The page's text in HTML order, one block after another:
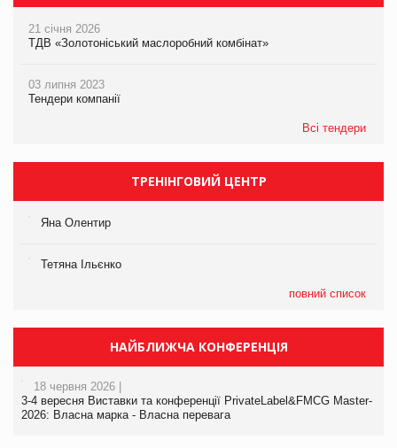
21 січня 2026
ТДВ «Золотоніський маслоробний комбінат»
03 липня 2023
Тендери компанії
Всі тендери
ТРЕНІНГОВИЙ ЦЕНТР
Яна Олентир
Тетяна Ільєнко
повний список
НАЙБЛИЖЧА КОНФЕРЕНЦІЯ
18 червня 2026 |
3-4 вересня Виставки та конференції PrivateLabel&FMCG Master-
2026: Власна марка - Власна перевага